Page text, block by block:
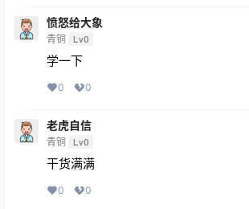
愤怒给大象
青铜 Lv0
学一下
0 0
老虎自信
青铜 Lv0
干货满满
0 0